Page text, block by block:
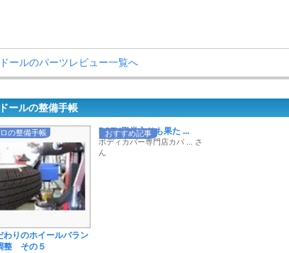
ールのパーツレビュー一覧へ
ールの整備手帳
の整備手帳
わりのホイールバラン
整 その５
おすすめ記事
POTY殿堂入りも果た ...
ボディカバー専門店カバ ... さ
ん